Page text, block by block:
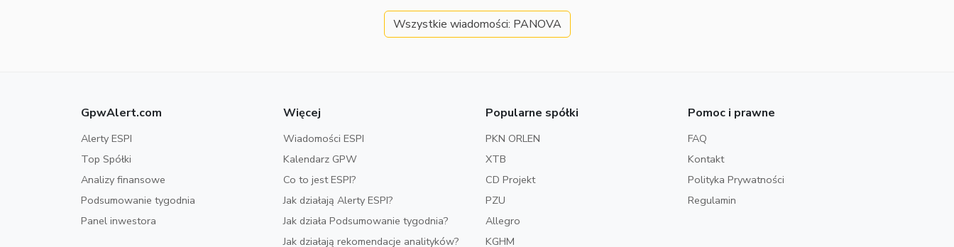
Wszystkie wiadomości: PANOVA
GpwAlert.com
Alerty ESPI
Top Spółki
Analizy finansowe
Podsumowanie tygodnia
Panel inwestora
Więcej
Wiadomości ESPI
Kalendarz GPW
Co to jest ESPI?
Jak działają Alerty ESPI?
Jak działa Podsumowanie tygodnia?
Jak działają rekomendacje analityków?
Popularne spółki
PKN ORLEN
XTB
CD Projekt
PZU
Allegro
KGHM
Pomoc i prawne
FAQ
Kontakt
Polityka Prywatności
Regulamin